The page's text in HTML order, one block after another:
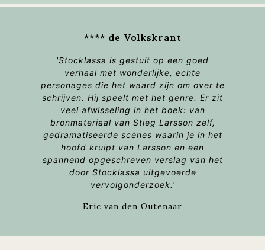
**** de Volkskrant
'Stocklassa is gestuit op een goed
verhaal met wonderlijke, echte
personages die het waard zijn om over te
schrijven. Hij speelt met het genre. Er zit
veel afwisseling in het boek: van
bronmateriaal van Stieg Larsson zelf,
gedramatiseerde scènes waarin je in het
hoofd kruipt van Larsson en een
spannend opgeschreven verslag van het
door Stocklassa uitgevoerde
vervolgonderzoek.'
Eric van den Outenaar